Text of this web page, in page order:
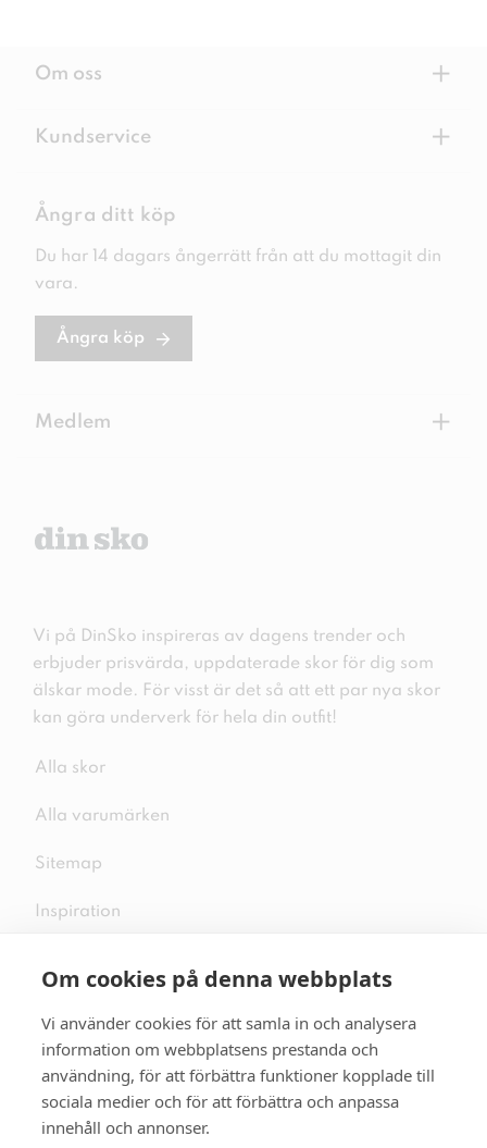
Om cookies på denna webbplats
Vi använder cookies för att samla in och analysera
information om webbplatsens prestanda och
användning, för att förbättra funktioner kopplade till
sociala medier och för att förbättra och anpassa
innehåll och annonser.
Om oss +
Kundservice +
Ångra ditt köp
Du har 14 dagars ångerrätt från att du mottagit din
vara.
Ångra köp
Medlem +
Vi på DinSko inspireras av dagens trender och
erbjuder prisvärda, uppdaterade skor för dig som
älskar mode. För visst är det så att ett par nya skor
kan göra underverk för hela din outfit!
Alla skor
Alla varumärken
Sitemap
Inspiration
Följ oss på sociala medier
Se mer skor: skopunkten.se